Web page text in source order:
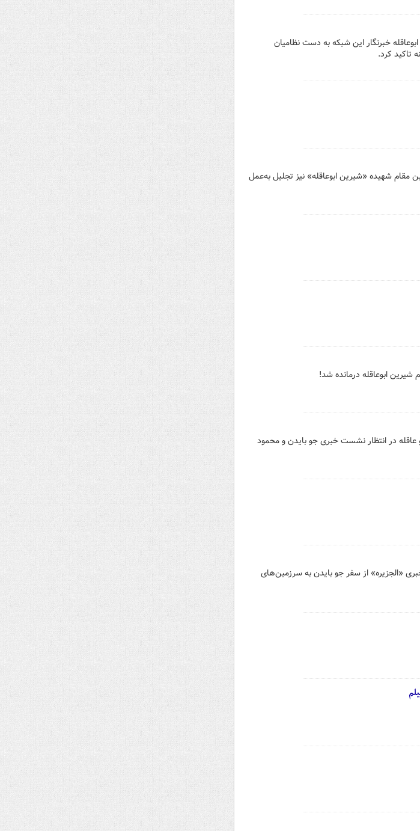
خبرنگار این شبکه به دست نظامیان
تاکید کرد.
مقام شهیده «شیرین ابوعاقله» نیز تجلیل به‌عمل
ابوعاقله درمانده شد!
خبرنگاران فلسطینی با پوشیدن تی‌شرت های منقش به تصویر ‎شیرین ابو عاقله در انتظار نشست خبری جو ‎بایدن و محمود
«الجزیره» از سفر جو بایدن به سرزمین‌های